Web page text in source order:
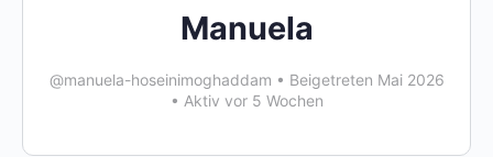
Manuela
@manuela-hoseinimoghaddam • Beigetreten Mai 2026
• Aktiv vor 5 Wochen